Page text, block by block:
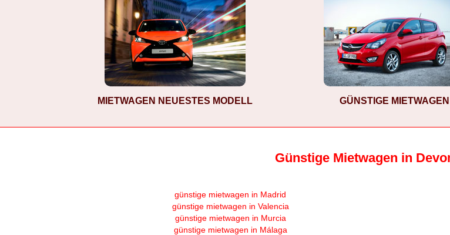
MIETWAGEN NEUESTES MODELL GÜNSTIGE MIETWAGEN
Günstige Mietwagen in
günstige mietwagen in Madrid
günstige mietwagen in Valencia
günstige mietwagen in Murcia
günstige mietwagen in Málaga